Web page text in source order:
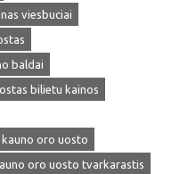
viesbuciai
baldai
bilietu kainos
kauno oro uosto
oro uosto tvarkarastis